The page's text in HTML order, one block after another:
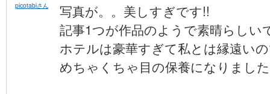
picotabiさん
写真が。。美しすぎです!!
記事1つが作品のようで素晴らしい
ホテルは豪華すぎて私とは縁遠い
めちゃくちゃ目の保養になりまし